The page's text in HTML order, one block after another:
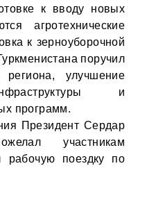
к вводу новых
агротехнические
к зерноуборочной
поручил
региона, улучшение
и
программ.
Президент Сердар
участникам
рабочую поездку по